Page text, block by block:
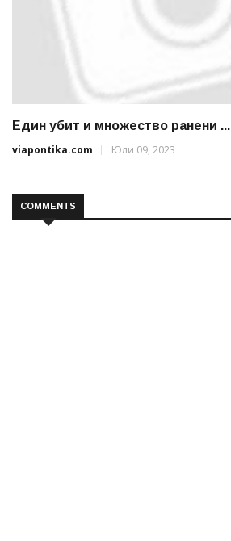
Един убит и множество ранени ...
viapontika.com
Юли 09, 2023
COMMENTS